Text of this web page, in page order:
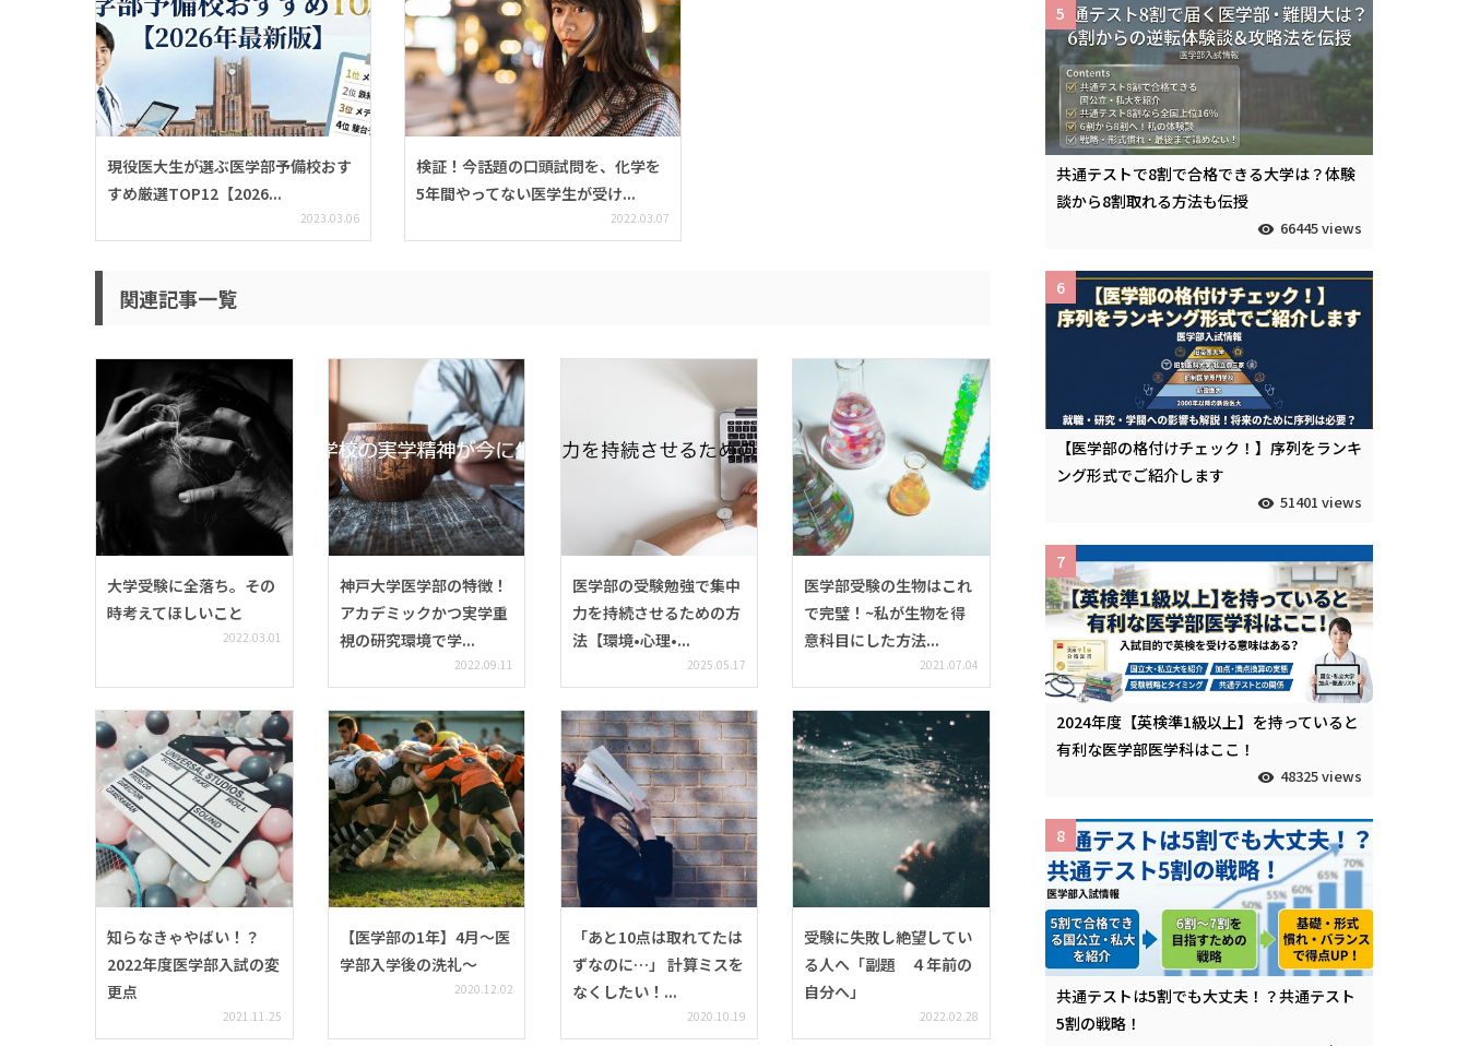
現役医大生が選ぶ医学部予備校おす
すめ厳選TOP12【2026...
2023.03.06
検証！今話題の口頭試問を、化学を
5年間やってない医学生が受け...
2022.03.07
関連記事一覧
大学受験に全落ち。その
時考えてほしいこと
2022.03.01
神戸大学医学部の特徴！
アカデミックかつ実学重
視の研究環境で学...
2022.09.11
医学部の受験勉強で集中
力を持続させるための方
法【環境•心理•...
2025.05.17
医学部受験の生物はこれ
で完璧！~私が生物を得
意科目にした方法...
2021.07.04
知らなきゃやばい！？
2022年度医学部入試の変
更点
2021.11.25
【医学部の1年】4月〜医
学部入学後の洗礼〜
2020.12.02
「あと10点は取れてたは
ずなのに…」 計算ミスを
なくしたい！...
2020.10.19
受験に失敗し絶望してい
る人へ「副題 ４年前の
自分へ」
2022.02.28
共通テストで8割で合格できる大学は？体験
談から8割取れる方法も伝授
66445 views
5
【医学部の格付けチェック！】序列をランキ
ング形式でご紹介します
51401 views
6
2024年度【英検準1級以上】を持っていると
有利な医学部医学科はここ！
48325 views
7
共通テストは5割でも大丈夫！？共通テスト
5割の戦略！
8